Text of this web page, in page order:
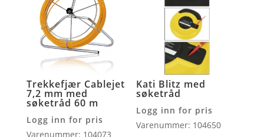
Trekkefjær Cablejet
7,2 mm med
søketråd 60 m
Logg inn for pris
Varenummer: 104073
Kati Blitz med
søketråd
Logg inn for pris
Varenummer: 104650